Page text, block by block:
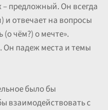
предложный. Он всегда
и отвечает на вопросы
(о чём?) о мечте».
Он падеж места и темы
было бы
взаимодействовать с